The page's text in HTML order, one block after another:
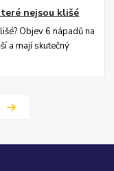
nejsou klišé
Objev 6 nápadů na
a mají skutečný